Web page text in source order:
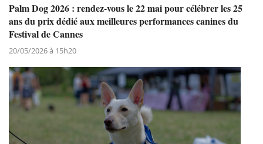
Palm Dog 2026 : rendez-vous le 22 mai pour célébrer les 25
ans du prix dédié aux meilleures performances canines du
Festival de Cannes
20/05/2026 à 15h20